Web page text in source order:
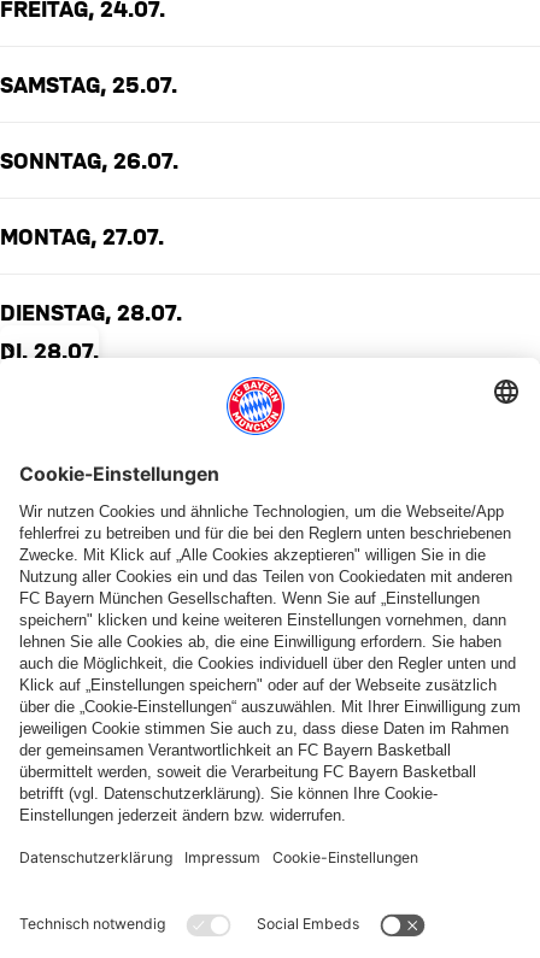
FREITAG, 24.07.
SAMSTAG, 25.07.
SONNTAG, 26.07.
MONTAG, 27.07.
DIENSTAG, 28.07.
DI. 28.07.
MITTWOCH, 29.07.
DONNERSTAG, 30.07.
FREITAG, 31.07.
PARTNER